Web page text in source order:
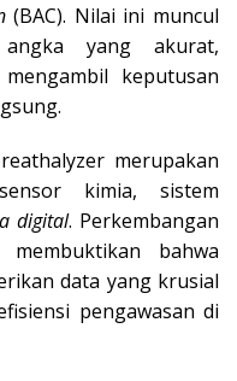
(BAC). Nilai ini muncul
yang akurat,
keputusan
merupakan
kimia, sistem
digital. Perkembangan
bahwa
data yang krusial
pengawasan di